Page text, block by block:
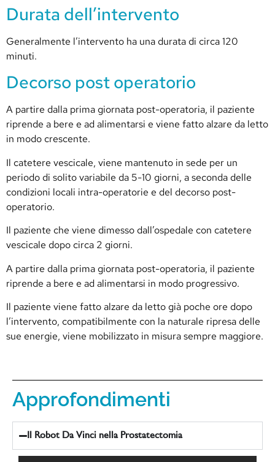
Durata dell’intervento
Generalmente l’intervento ha una durata di circa 120
minuti.
Decorso post operatorio
A partire dalla prima giornata post-operatoria, il paziente
riprende a bere e ad alimentarsi e viene fatto alzare da letto
in modo crescente.
Il catetere vescicale, viene mantenuto in sede per un
periodo di solito variabile da 5-10 giorni, a seconda delle
condizioni locali intra-operatorie e del decorso post-
operatorio.
Il paziente che viene dimesso dall’ospedale con catetere
vescicale dopo circa 2 giorni.
A partire dalla prima giornata post-operatoria, il paziente
riprende a bere e ad alimentarsi in modo progressivo.
Il paziente viene fatto alzare da letto già poche ore dopo
l’intervento, compatibilmente con la naturale ripresa delle
sue energie, viene mobilizzato in misura sempre maggiore.
Approfondimenti
Il Robot Da Vinci nella Prostatectomia